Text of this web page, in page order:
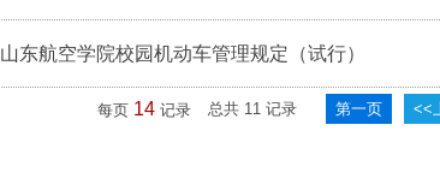
山东航空学院校园机动车管理规定（试行）
每页 14 记录 总共 11 记录 第一页 <<